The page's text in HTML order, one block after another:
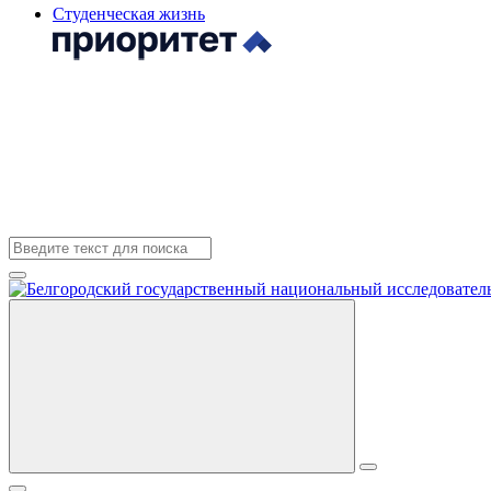
Студенческая жизнь